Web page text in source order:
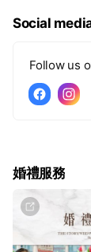
106台北市
302新竹縣
台中 ∣ 04-
❝ 一站式婚
在每一個戀
漫童話，而
Social
Follow us
婚禮服務